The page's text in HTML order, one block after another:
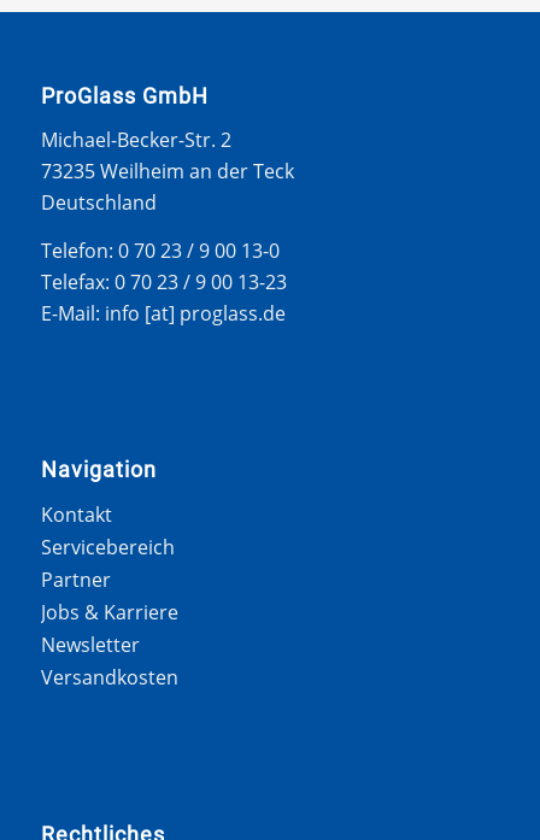
ProGlass GmbH
Michael-Becker-Str. 2
73235 Weilheim an der Teck
Deutschland
Telefon: 0 70 23 / 9 00 13-0
Telefax: 0 70 23 / 9 00 13-23
E-Mail: info [at] proglass.de
Navigation
Kontakt
Servicebereich
Partner
Jobs & Karriere
Newsletter
Versandkosten